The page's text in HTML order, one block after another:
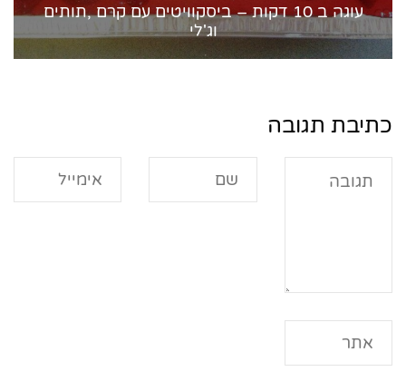
עוגה ב 10 דקות – ביסקוויטים עם קרם ,תותים
וג'לי
כתיבת תגובה